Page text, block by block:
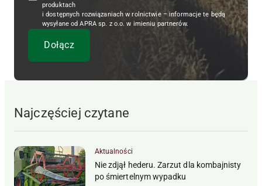
produktach
i dostępnych rozwiązaniach w rolnictwie – informacje te będą
wysyłane od APRA sp. z o.o. w imieniu partnerów.
Najczęściej czytane
Aktualności
Nie zdjął hederu. Zarzut dla kombajnisty
po śmiertelnym wypadku